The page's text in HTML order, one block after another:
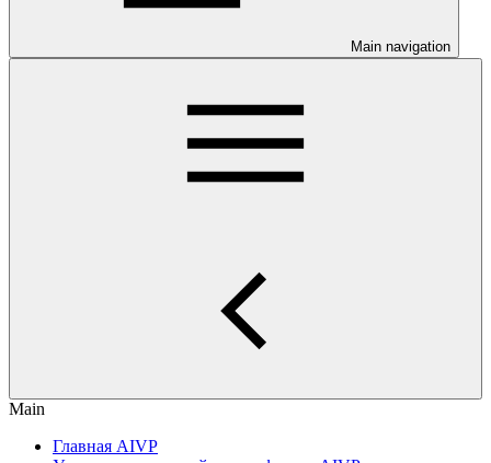
Main navigation
Main
Главная AIVP